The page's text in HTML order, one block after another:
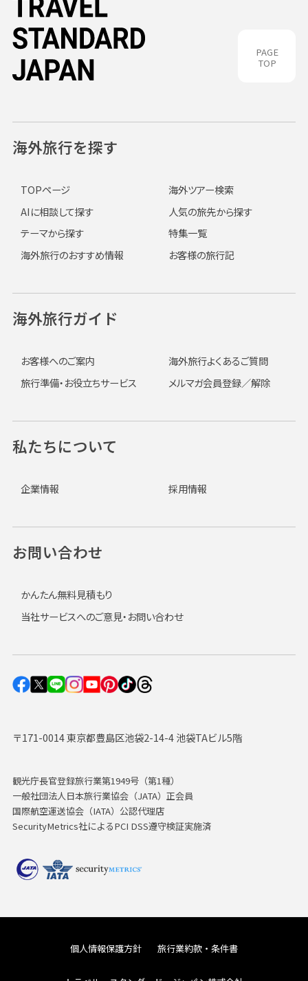
PAGE
TOP
〒171-0014 東京都豊島区池袋2-14-4 池袋TAビル5階
観光庁長官登録旅行業第1949号（第1種）
一般社団法人日本旅行業協会（JATA）正会員
国際航空運送協会（IATA）公認代理店
SecurityMetrics社によるPCI DSS遵守検証実施済
海外旅行を探す
TOPページ
海外ツアー検索
AIに相談して探す
人気の旅先から探す
テーマから探す
特集一覧
海外旅行のおすすめ情報
お客様の旅行記
海外旅行ガイド
お客様へのご案内
海外旅行よくあるご質問
旅行準備・お役立ちサービス
メルマガ会員登録／解除
私たちについて
企業情報 採用情報
お問い合わせ
かんたん無料見積もり
当社サービスへのご意見・お問い合わせ
個人情報保護方針 旅行業約款・条件書